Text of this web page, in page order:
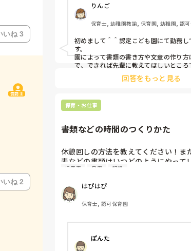
いいね 3
質問主
いいね 2
りんご
保育士, 幼稚園教諭, 保育園, 幼稚園, 認
初めまして＾＾認定こども園にて勤務し
す。
園によって書類の書き方や文章の作り
で、できれば先輩に教えてほしいとこ
私は参考書は本屋に行き実際に手に取っ
ようにしていました。
ったこと(書き方のポイント)が何かを知
なります。担当クラスの年齢別の参考書
回答をもっと見る
保育・お仕事
書類などの時間のつくりかた
休憩回しの方法を教えてください！ま
表などの書類はいつどのようにやって
によって昼の時間、書類に使える時間
児童表 月案 記録
はぴはぴ
保育士, 認可保育園
ぽんた